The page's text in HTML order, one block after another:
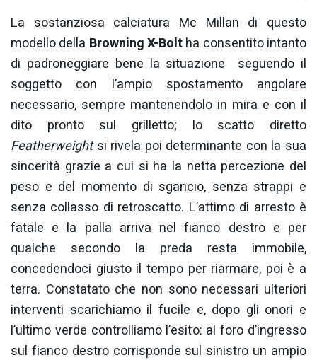
La sostanziosa calciatura Mc Millan di questo
modello della Browning X-Boltha consentito intanto
di padroneggiare bene la situazione
seguendo il
soggetto con l’ampio spostamento angolare
necessario, sempre mantenendolo in mira e con il
dito pronto sul grilletto; lo scatto diretto
Featherweightsi rivela poi determinante con la sua
sincerità grazie a cui si ha la netta percezione del
peso e del momento di sgancio, senza strappi e
senza collasso di retroscatto. L’attimo di arresto è
fatale e la palla arriva nel fianco destro e per
qualche secondo la preda resta immobile,
concedendoci giusto il tempo per riarmare, poi è a
terra. Constatato che non sono necessari ulteriori
interventi scarichiamo il fucile e, dopo gli onori e
l’ultimo verde controlliamo l’esito: al foro d’ingresso
sul fianco destro corrisponde sul sinistro un ampio